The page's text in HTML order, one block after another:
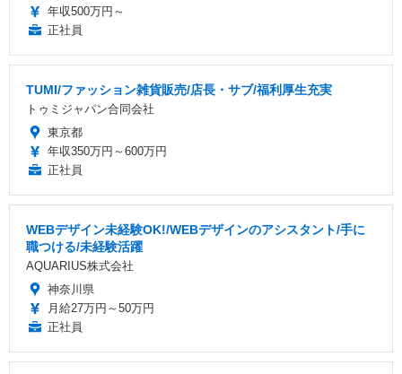
年収500万円～
正社員
TUMI/ファッション雑貨販売/店長・サブ/福利厚生充実
トゥミジャパン合同会社
東京都
年収350万円～600万円
正社員
WEBデザイン未経験OK!/WEBデザインのアシスタント/手に
職つける/未経験活躍
AQUARIUS株式会社
神奈川県
月給27万円～50万円
正社員